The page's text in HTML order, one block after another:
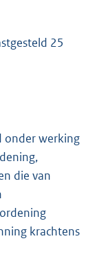
25
onder werking
die van
krachtens